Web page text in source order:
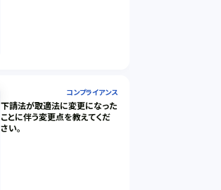
コンプライアンス
下請法が取適法に変更になった
ことに伴う変更点を教えてくだ
さい。